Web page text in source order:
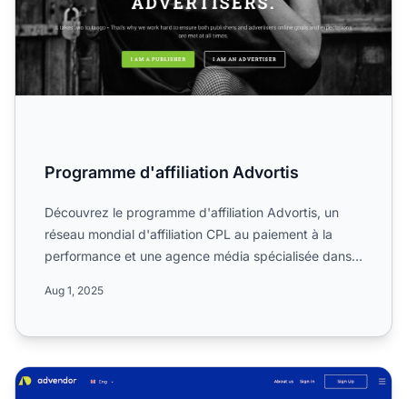
Programme d'affiliation Advortis
Découvrez le programme d'affiliation Advortis, un
réseau mondial d'affiliation CPL au paiement à la
performance et une agence média spécialisée dans
Aug 1, 2025
Programme d’affiliation Advendor